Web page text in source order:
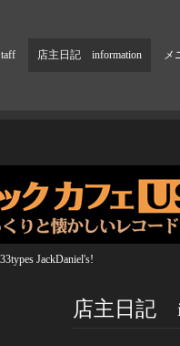
店主日記 information メ
JackDaniel's!
店主日記